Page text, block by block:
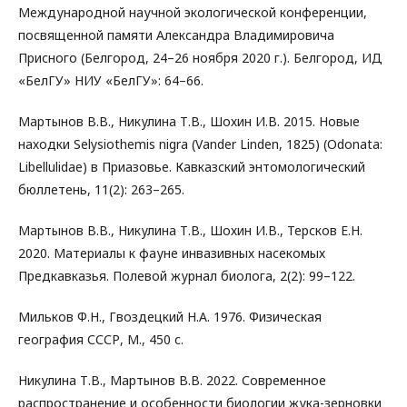
Международной научной экологической конференции,
посвященной памяти Александра Владимировича
Присного (Белгород, 24–26 ноября 2020 г.). Белгород, ИД
«БелГУ» НИУ «БелГУ»: 64–66.
Мартынов В.В., Никулина Т.В., Шохин И.В. 2015. Новые
находки Selysiothemis nigra (Vander Linden, 1825) (Odonata:
Libellulidae) в Приазовье. Кавказский энтомологический
бюллетень, 11(2): 263–265.
Мартынов В.В., Никулина Т.В., Шохин И.В., Терсков Е.Н.
2020. Материалы к фауне инвазивных насекомых
Предкавказья. Полевой журнал биолога, 2(2): 99–122.
Мильков Ф.H., Гвоздецкий H.А. 1976. Физическая
география СССР, М., 450 с.
Никулина Т.В., Мартынов В.В. 2022. Современное
распространение и особенности биологии жука-зерновки